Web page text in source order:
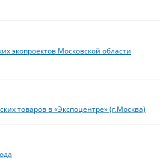
экопроектов Московской области
товаров в «Экспоцентре» (г.Москва)